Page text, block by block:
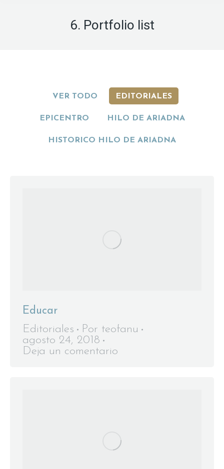
6. Portfolio list
VER TODO EDITORIALES
EPICENTRO HILO DE ARIADNA
HISTORICO HILO DE ARIADNA
Educar
Editoriales
Por teofanu
agosto 24, 2018
Deja un comentario